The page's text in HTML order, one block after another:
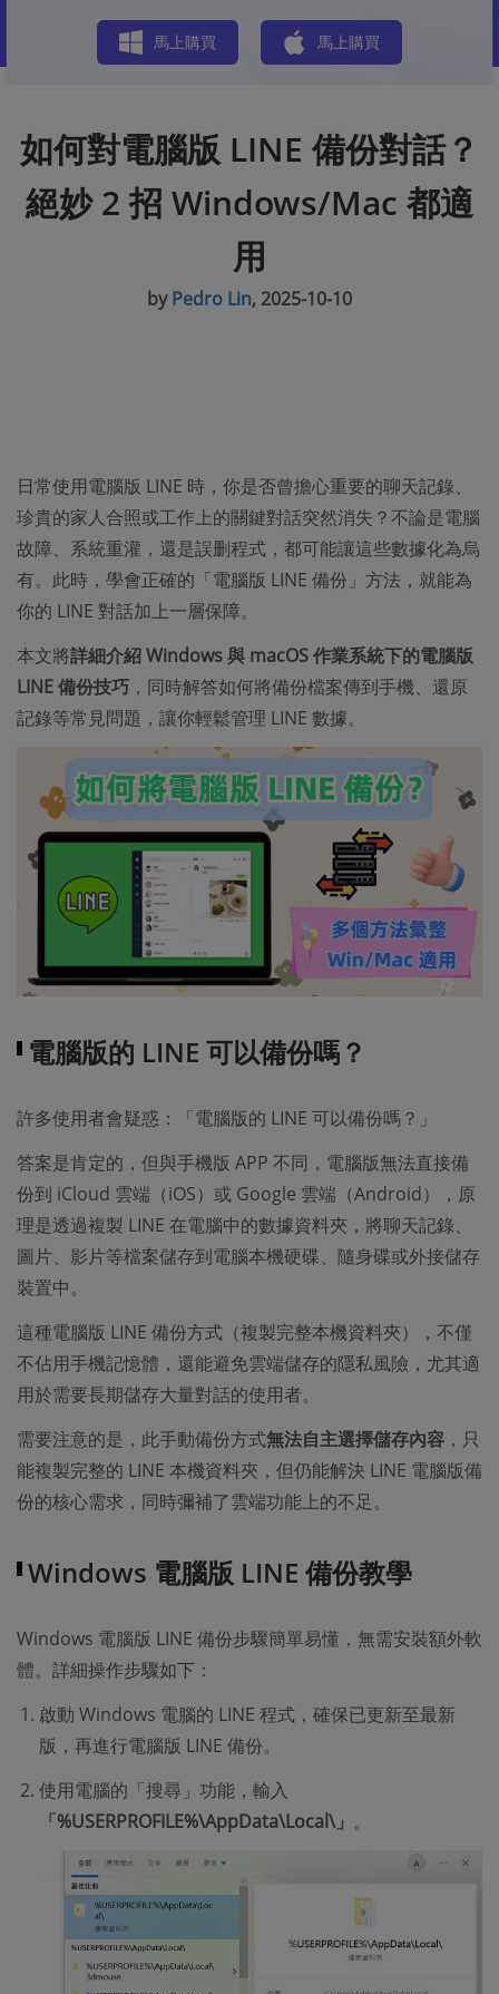
馬上購買 馬上購買
如何對電腦版 LINE 備份對話？
絕妙 2 招 Windows/Mac 都適
用
byPedro Lin, 2025-10-10
日常使用電腦版 LINE 時，你是否曾擔心重要的聊天記錄、
珍貴的家人合照或工作上的關鍵對話突然消失？不論是電腦
故障、系統重灌，還是誤删程式，都可能讓這些數據化為烏
有。此時，學會正確的「電腦版 LINE 備份」方法，就能為
你的 LINE 對話加上一層保障。
本文將詳細介紹 Windows 與 macOS 作業系統下的電腦版
LINE 備份技巧 ，同時解答如何將備份檔案傳到手機、還原
記錄等常見問題，讓你輕鬆管理 LINE 數據。
電腦版的 LINE 可以備份嗎？
許多使用者會疑惑：「電腦版的 LINE 可以備份嗎？」
答案是肯定的，但與手機版 APP 不同，電腦版無法直接備
份到 iCloud 雲端（iOS）或 Google 雲端（Android），原
理是透過複製 LINE 在電腦中的數據資料夾，將聊天記錄、
圖片、影片等檔案儲存到電腦本機硬碟、隨身碟或外接儲存
裝置中。
這種電腦版 LINE 備份方式（複製完整本機資料夾），不僅
不佔用手機記憶體，還能避免雲端儲存的隱私風險，尤其適
用於需要長期儲存大量對話的使用者。
需要注意的是，此手動備份方式無法自主選擇儲存內容 ，只
能複製完整的 LINE 本機資料夾，但仍能解決 LINE 電腦版備
份的核心需求，同時彌補了雲端功能上的不足。
Windows 電腦版 LINE 備份教學
Windows 電腦版 LINE 備份步驟簡單易懂，無需安裝額外軟
體。詳細操作步驟如下：
啟動 Windows 電腦的 LINE 程式，確保已更新至最新
版，再進行電腦版 LINE 備份。
使用電腦的「搜尋」功能，輸入
「%USERPROFILE%\AppData\Local\」 。